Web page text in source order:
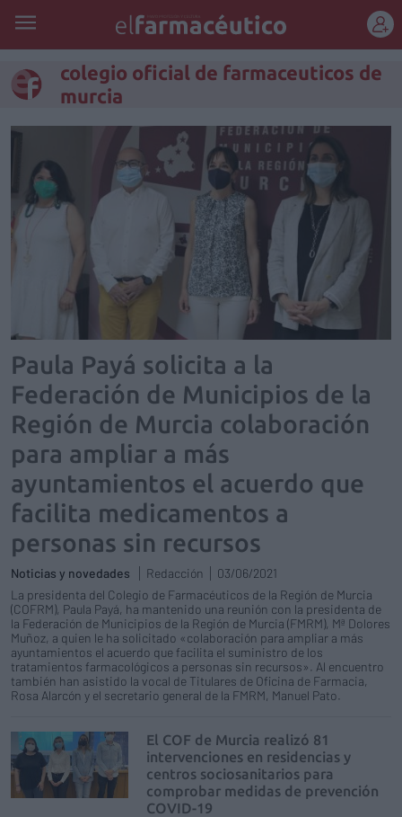
REGÍSTRATE
colegio oficial de farmaceuticos de
murcia
Paula Payá solicita a la
Federación de Municipios de la
Región de Murcia colaboración
para ampliar a más
ayuntamientos el acuerdo que
facilita medicamentos a
personas sin recursos
Noticias y novedades Redacción
03/06/2021
La presidenta del Colegio de Farmacéuticos de la Región de Murcia
(COFRM), Paula Payá, ha mantenido una reunión con la presidenta de
la Federación de Municipios de la Región de Murcia (FMRM), Mª Dolores
Muñoz, a quien le ha solicitado «colaboración para ampliar a más
ayuntamientos el acuerdo que facilita el suministro de los
tratamientos farmacológicos a personas sin recursos». Al encuentro
también han asistido la vocal de Titulares de Oficina de Farmacia,
Rosa Alarcón y el secretario general de la FMRM, Manuel Pato.
El COF de Murcia realizó 81
intervenciones en residencias y
centros sociosanitarios para
comprobar medidas de prevención
COVID-19